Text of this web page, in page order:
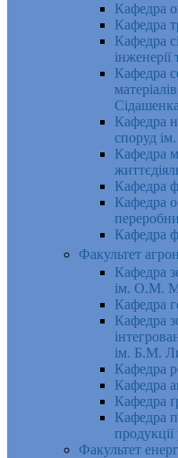
Кафедра
Кафедра
Кафедра
Кафедра
Сідашенка
Кафедра
споруд
Кафедра
Кафедра
Кафедра
Кафедра
Факультет
Кафедра
ім. О.М.
Кафедра
Кафедра
ім. Б.М.
Кафедра
Кафедра
Кафедра
Кафедра
Факультет